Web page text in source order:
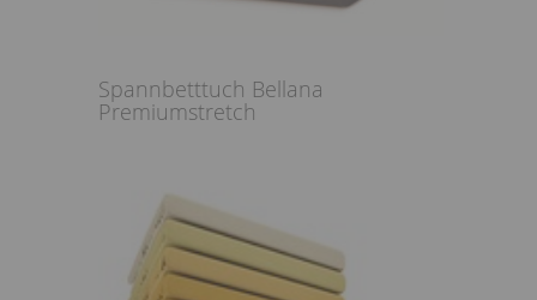
Spannbetttuch Bellana
Premiumstretch